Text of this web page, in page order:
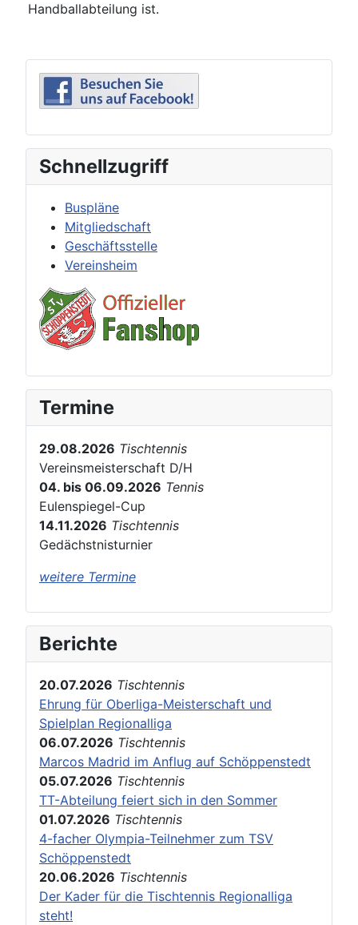
Handballabteilung ist.
Schnellzugriff
Buspläne
Mitgliedschaft
Geschäftsstelle
Vereinsheim
Termine
29.08.2026 Tischtennis
Vereinsmeisterschaft D/H
04. bis 06.09.2026 Tennis
Eulenspiegel-Cup
14.11.2026 Tischtennis
Gedächstnisturnier
weitere Termine
Berichte
20.07.2026 Tischtennis
Ehrung für Oberliga-Meisterschaft und
Spielplan Regionalliga
06.07.2026 Tischtennis
Marcos Madrid im Anflug auf Schöppenstedt
05.07.2026 Tischtennis
TT-Abteilung feiert sich in den Sommer
01.07.2026 Tischtennis
4-facher Olympia-Teilnehmer zum TSV
Schöppenstedt
20.06.2026 Tischtennis
Der Kader für die Tischtennis Regionalliga
steht!